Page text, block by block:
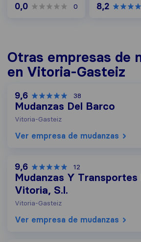
0,0 0 8,2
Otras empresas de
en Vitoria-Gasteiz
9,6 38
Mudanzas Del Barco
Vitoria-Gasteiz
Ver empresa de mudanzas
9,6 12
Mudanzas Y Transportes
Vitoria, S.l.
Vitoria-Gasteiz
Ver empresa de mudanzas